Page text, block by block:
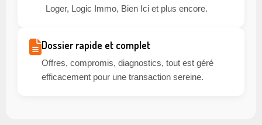
Loger, Logic Immo, Bien Ici et plus encore.
Dossier rapide et complet
Offres, compromis, diagnostics, tout est géré
efficacement pour une transaction sereine.